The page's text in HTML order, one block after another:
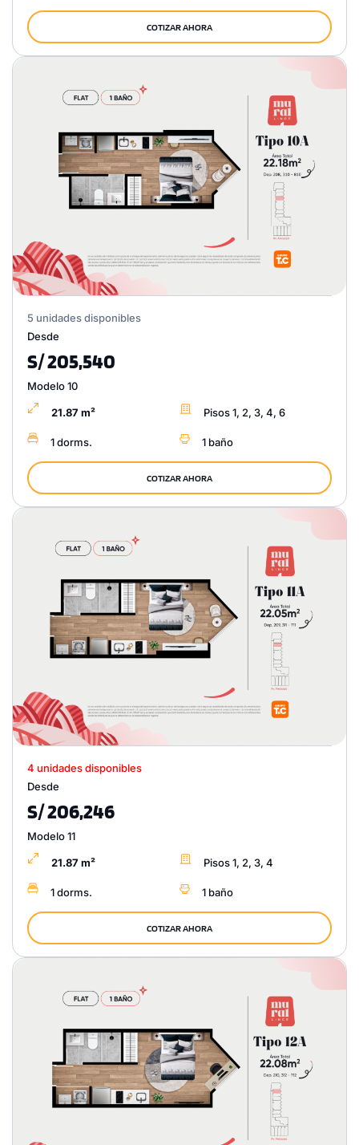
COTIZAR AHORA
5 unidades disponibles
Desde
S/ 205,540
Modelo 10
21.87 m² Pisos 1, 2, 3, 4, 6
1 dorms. 1 baño
COTIZAR AHORA
4 unidades disponibles
Desde
S/ 206,246
Modelo 11
21.87 m² Pisos 1, 2, 3, 4
1 dorms. 1 baño
COTIZAR AHORA